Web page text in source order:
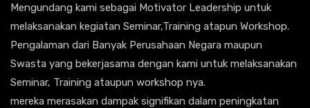
Mengundang kami sebagai Motivator Leadership untuk
melaksanakan kegiatan Seminar,Training atapun Workshop.
Pengalaman dari Banyak Perusahaan Negara maupun
Swasta yang bekerjasama dengan kami untuk melaksanakan
Seminar, Training ataupun workshop nya.
mereka merasakan dampak signifikan dalam peningkatan